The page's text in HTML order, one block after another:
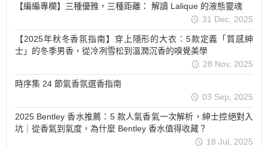
【編編專欄】三種優雅，三種距離： 解讀 Lalique 的液態靈魂
31 Dec, 2025
【2025年秋冬香氛指南】穿上隱形的大衣：5款定義「質感紳
士」的冬季男香，從冷冽雪松到溫潤沉香的嗅覺美學
28 Nov, 2025
時序集 24 節氣香氛選香指南
03 Sep, 2025
2025 Bentley 香水推薦：5 款人氣香氣一次解析，紳士控絕對入
坑｜從香氣到氣度，為什麼 Bentley 香水值得收藏？
18 Jul, 2025